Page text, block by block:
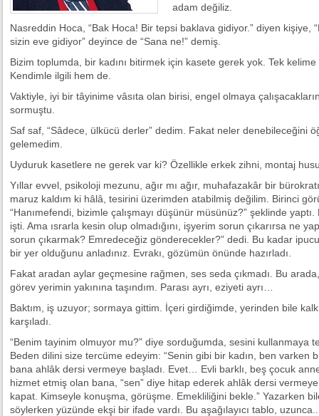
adam değiliz.
Nasreddin Hoca, “Bak Hoca! Bir tepsi baklava gidiyor.” diyen kişiye,
sizin eve gidiyor” deyince de “Sana ne!” demiş.
Bizim toplumda, bir kadını bitirmek için kasete gerek yok. Tek
Kendimle ilgili hem de.
Vaktiyle, iyi bir tâyinime vâsıta olan birisi, engel olmaya
sormuştu.
Saf saf, “Sâdece, ülkücü derler” dedim. Fakat neler denebileceğini
gelemedim.
Uyduruk kasetlere ne gerek var ki? Özellikle erkek zihni, montaj
Yıllar evvel, psikoloji mezunu, ağır mı ağır, muhafazakâr bir
maruz kaldım ki hâlâ, tesirini üzerimden atabilmiş değilim. Birinci
“Hanımefendi, bizimle çalışmayı düşünür müsünüz?” şeklinde
işti. Ama ısrarla kesin olup olmadığını, işyerim sorun çıkarırsa ne
sorun çıkarmak? Emredeceğiz gönderecekler?” dedi. Bu kadar
bir yer olduğunu anladınız. Evrakı, gözümün önünde hazırladı.
Fakat aradan aylar geçmesine rağmen, ses seda çıkmadı. Bu
görev yerimin yakınına taşındım. Parası ayrı, eziyeti ayrı…
Baktım, iş uzuyor; sormaya gittim. İçeri girdiğimde, yerinden bile
karşıladı.
“Benim tayinim olmuyor mu?” diye sorduğumda, sesini kullanmaya
Beden dilini size tercüme edeyim: “Senin gibi bir kadın, ben varken
bana ahlâk dersi vermeye başladı. Evet… Evli barklı, beş çocuk
hizmet etmiş olan bana, “sen” diye hitap ederek ahlâk dersi vermeye
kapat. Kimseyle konuşma, görüşme. Emekliliğini bekle.” Yazarken
söylerken yüzünde ekşi bir ifade vardı. Bu aşağılayıcı tablo,